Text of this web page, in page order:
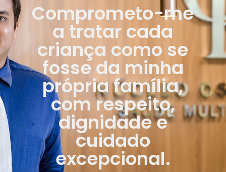
Comprometo-me
a tratar cada
criança como se
fosse da minha
própria família,
com respeito,
dignidade e
cuidado
excepcional.